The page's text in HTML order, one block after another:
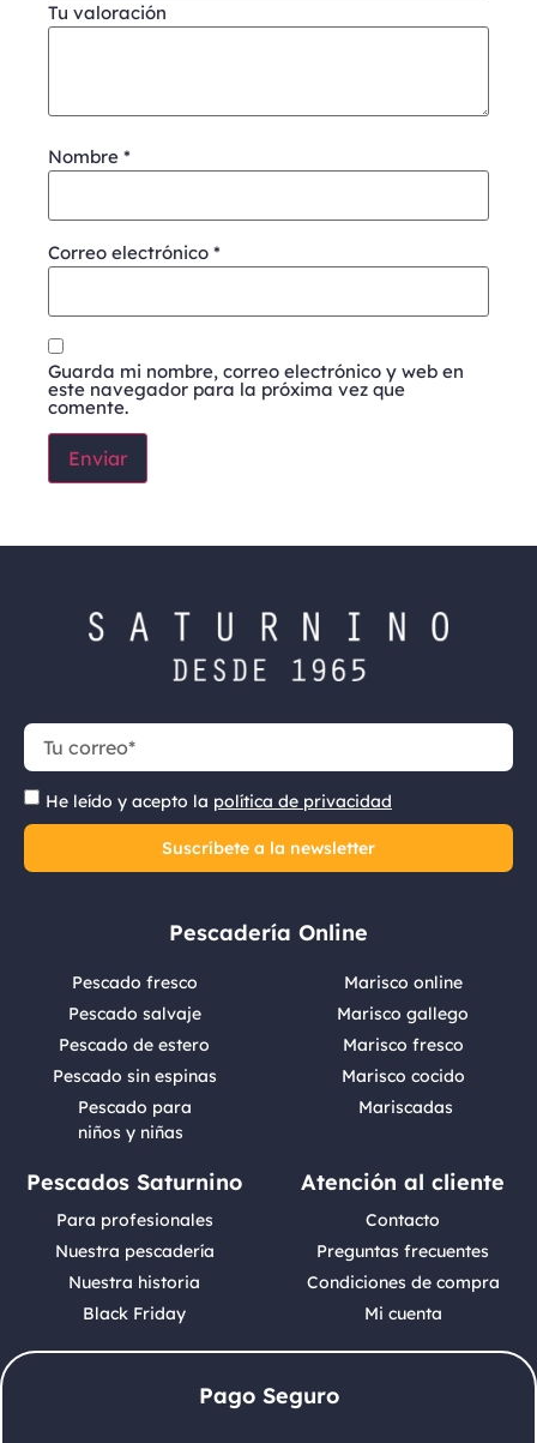
Tu valoración
Nombre *
Correo electrónico *
Guarda mi nombre, correo electrónico y web en
este navegador para la próxima vez que
comente.
He leído y acepto la política de privacidad
Suscríbete a la newsletter
Pescadería Online
Pescado fresco
Pescado salvaje
Pescado de estero
Pescado sin espinas
Pescado para
niños y niñas
Marisco online
Marisco gallego
Marisco fresco
Marisco cocido
Mariscadas
Pescados Saturnino
Para profesionales
Nuestra pescadería
Nuestra historia
Black Friday
Atención al cliente
Contacto
Preguntas frecuentes
Condiciones de compra
Mi cuenta
Pago Seguro